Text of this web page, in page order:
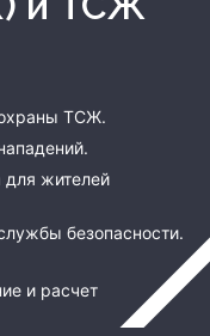
охраны ТСЖ.
жителей
безопасности.
и расчет